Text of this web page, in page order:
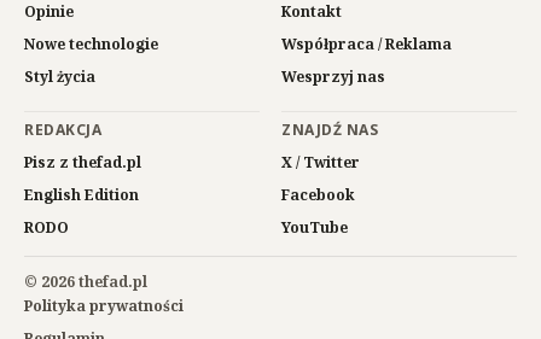
Opinie
Nowe technologie
Styl życia
Kontakt
Współpraca / Reklama
Wesprzyj nas
REDAKCJA
Pisz z thefad.pl
English Edition
RODO
ZNAJDŹ NAS
X / Twitter
Facebook
YouTube
© 2026 thefad.pl
Polityka prywatności